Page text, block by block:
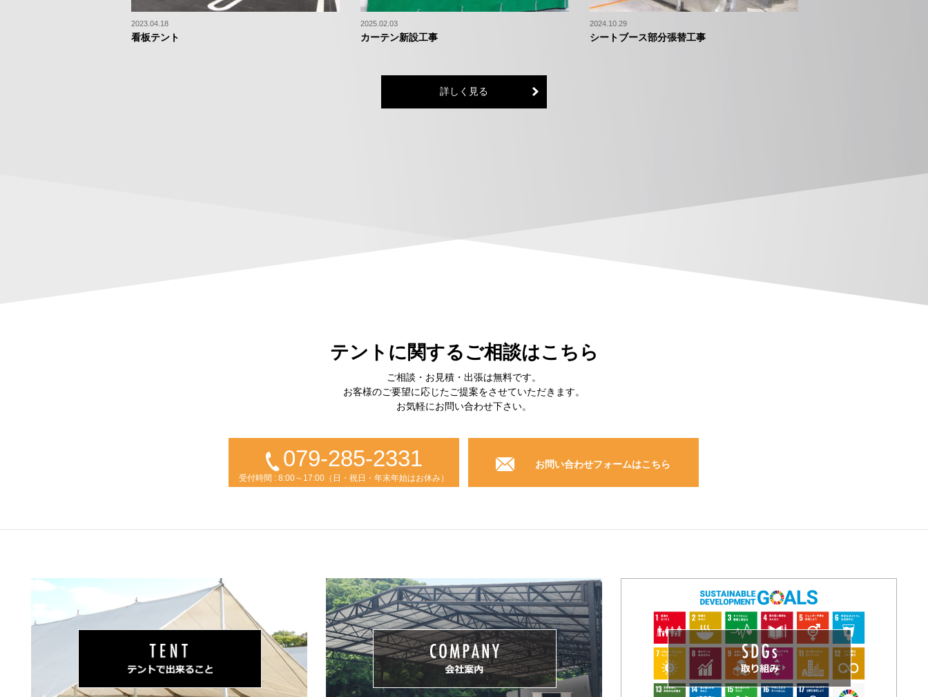
2023.04.18
看板テント
2025.02.03
カーテン新設工事
2024.10.29
シートブース部分張替工事
詳しく見る
テントに関するご相談はこちら
ご相談・お見積・出張は無料です。
お客様のご要望に応じたご提案をさせていただきます。
お気軽にお問い合わせ下さい。
079-285-2331
受付時間 : 8:00～17:00 （日・祝日・年末年始はお休み）
079-285-2331 お問い合わせフォームはこちら
お問い合わせフォームはこちら